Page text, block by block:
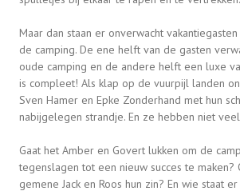
Maar dan staan er onverwacht
de camping. De ene helft van de gasten
oude camping en de andere helft een luxe
is compleet! Als klap op de vuurpijl landen
Sven Hamer en Epke Zonderhand met hun
nabijgelegen strandje. En ze hebben niet
Gaat het Amber en Govert lukken om de
tegenslagen tot een nieuw succes te maken?
gemene Jack en Roos hun zin? En wie staat